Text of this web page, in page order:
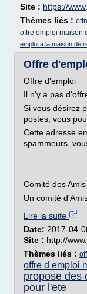
Site : https://
Thèmes liés :
offre emploi maison
emploi a la maison de
Offre
Offre d'emploi
Il n'y a pas
Si vous désirez
postes, vous
Cette adresse
spammeurs,
Comité des
Un comité
Lire la suite
Date: 2017-04-
Site : http://
Thèmes liés :
offre d emploi
propose des
pour l'ete